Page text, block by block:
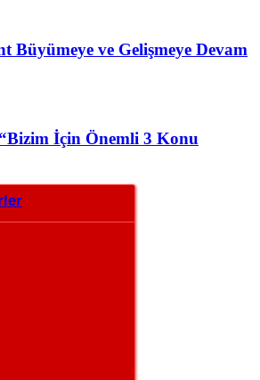
Büyümeye ve Gelişmeye Devam
İçin Önemli 3 Konu